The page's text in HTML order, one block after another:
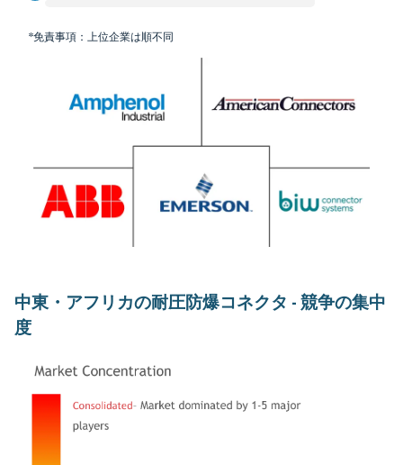
*免責事項：上位企業は順不同
中東・アフリカの耐圧防爆コネクタ - 競争の集中
度